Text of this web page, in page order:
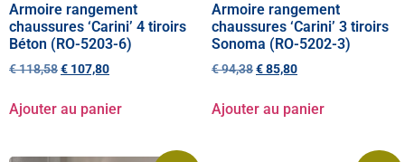
Armoire rangement
chaussures ‘Carini’ 4 tiroirs
Béton (RO-5203-6)
€118,58€ 107,80
Ajouter au panier
Armoire rangement
chaussures ‘Carini’ 3 tiroirs
Sonoma (RO-5202-3)
€94,38€85,80
Ajouter au panier